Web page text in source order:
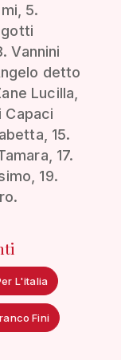
5.
Vannini
detto
Lucilla,
Capaci
15.
17.
19.
L'italia
Fini